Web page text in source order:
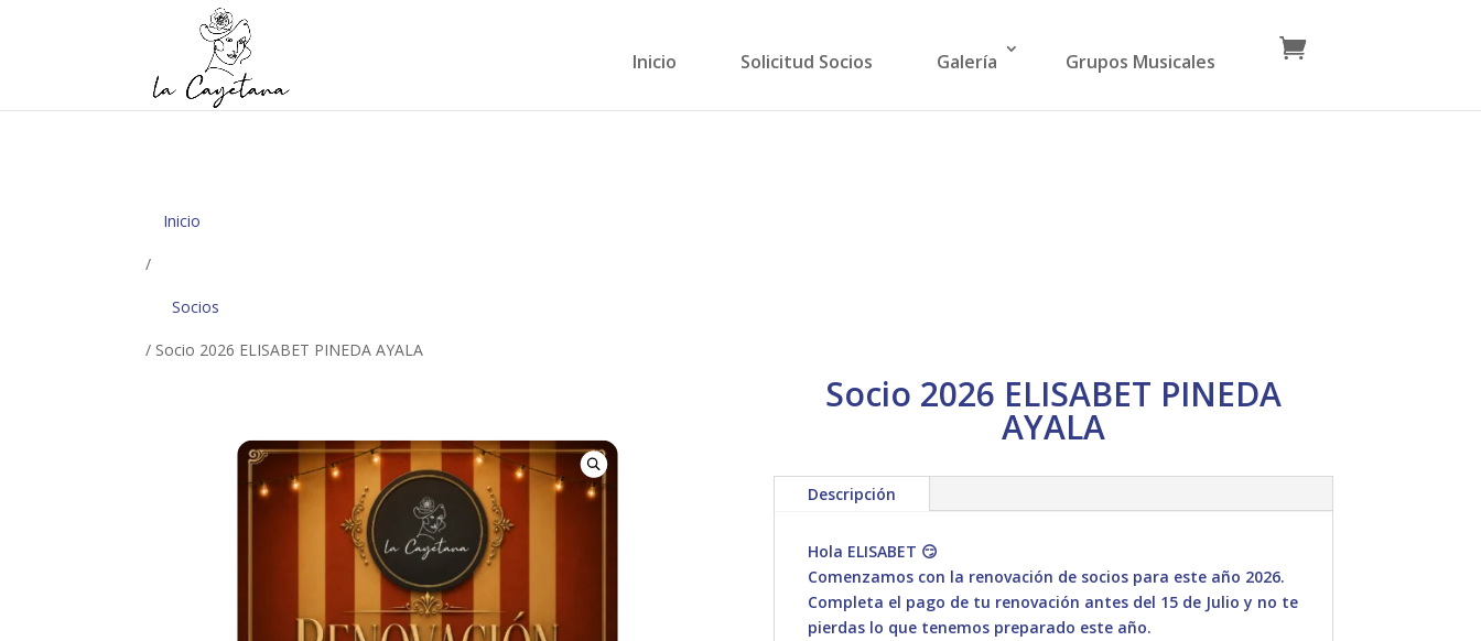
Inicio Solicitud Socios Galería Grupos Musicales
Inicio
/
Socios
/ Socio 2026 ELISABET PINEDA AYALA
Socio 2026 ELISABET PINEDA
AYALA
Descripción
Hola ELISABET 😏
Comenzamos con la renovación de socios para este año 2026.
Completa el pago de tu renovación antes del 15 de Julio y no te
pierdas lo que tenemos preparado este año.